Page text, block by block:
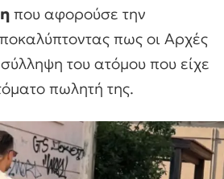
που αφορούσε την
πως οι Αρχές
του ατόμου που είχε
πωλητή της.